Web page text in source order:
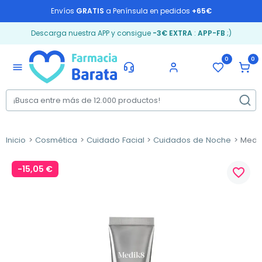
Envíos GRATIS a Península en pedidos +65€
Descarga nuestra APP y consigue -3€ EXTRA: APP-FB ;)
menu
0 0
Inicio Cosmética Cuidado Facial Cuidados de Noche
-15,05 € favorite_border